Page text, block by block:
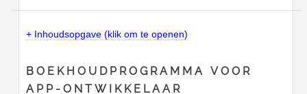
+ Inhoudsopgave (klik om te openen)
BOEKHOUDPROGRAMMA VOOR
APP-ONTWIKKELAAR